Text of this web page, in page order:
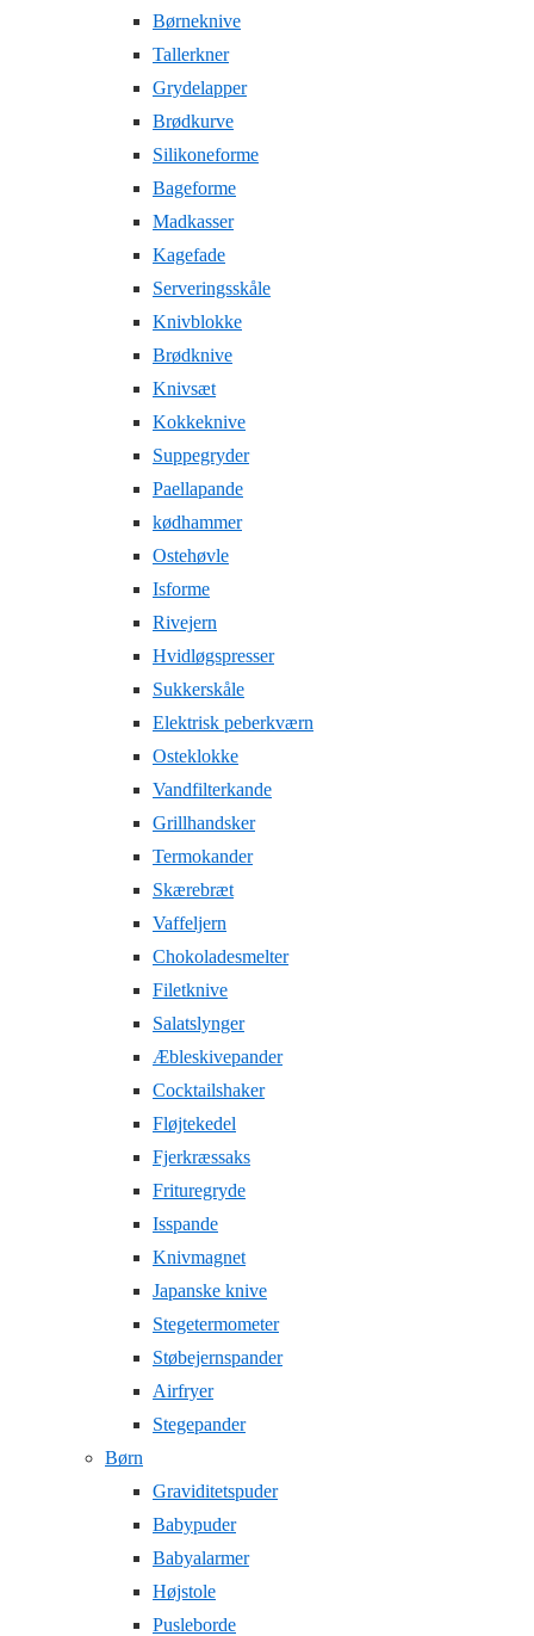
Børneknive
Tallerkner
Grydelapper
Brødkurve
Silikoneforme
Bageforme
Madkasser
Kagefade
Serveringsskåle
Knivblokke
Brødknive
Knivsæt
Kokkeknive
Suppegryder
Paellapande
kødhammer
Ostehøvle
Isforme
Rivejern
Hvidløgspresser
Sukkerskåle
Elektrisk peberkværn
Osteklokke
Vandfilterkande
Grillhandsker
Termokander
Skærebræt
Vaffeljern
Chokoladesmelter
Filetknive
Salatslynger
Æbleskivepander
Cocktailshaker
Fløjtekedel
Fjerkræssaks
Frituregryde
Isspande
Knivmagnet
Japanske knive
Stegetermometer
Støbejernspander
Airfryer
Stegepander
Børn
Graviditetspuder
Babypuder
Babyalarmer
Højstole
Pusleborde